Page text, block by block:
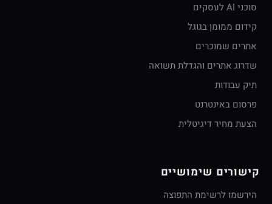
סוכני AI לעסקים
קידום ממומן בגוגל
אתרים שמוכרים
שדרוג אתרים והגדלת תשואה
תיק עבודות
פרסום באינטרנט
הצעת מחיר דיגיטלית
קישורים שימושיים
הירשמו לרשימת התפוצה